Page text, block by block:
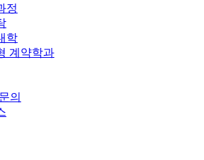
정
학
계약학과
의